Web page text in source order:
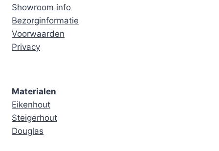
Showroom info
Bezorginformatie
Voorwaarden
Privacy
Materialen
Eikenhout
Steigerhout
Douglas